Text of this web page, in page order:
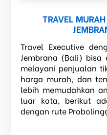
TRAVEL
Travel Executive
Jembrana (Bali) bisa
melayani penjualan
harga murah, dan
lebih memudahkan
luar kota, berikut
dengan rute